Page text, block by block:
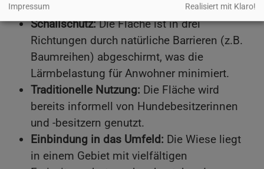
erreichbar.
Schallschutz:Die Fläche ist in drei
Richtungen durch natürliche Barrieren (z.B.
Baumreihen) abgeschirmt, was die
Lärmbelastung für Anwohner minimiert.
Traditionelle Nutzung: Die Fläche wird
bereits informell von Hundebesitzerinnen
und -besitzern genutzt.
Einbindung in das Umfeld: Die Wiese liegt
in einem Gebiet mit vielfältigen
Impressum Realisiert mit Klaro!